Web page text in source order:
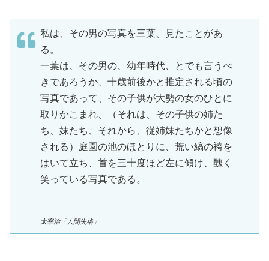
私は、その男の写真を三葉、見たことがあ
る。
一葉は、その男の、幼年時代、とでも言うべ
きであろうか、十歳前後かと推定される頃の
写真であって、その子供が大勢の女のひとに
取りかこまれ、（それは、その子供の姉た
ち、妹たち、それから、従姉妹たちかと想像
される）庭園の池のほとりに、荒い縞の袴を
はいて立ち、首を三十度ほど左に傾け、醜く
笑っている写真である。
太宰治「人間失格」